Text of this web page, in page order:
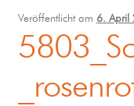
Coaching
Klangmassage
Veröffentlicht am 6. April